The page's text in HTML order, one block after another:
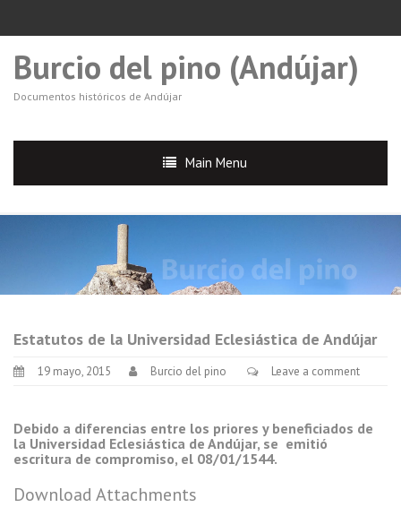
Burcio del pino (Andújar)
Documentos históricos de Andújar
Main Menu
Estatutos de la Universidad Eclesiástica de Andújar
19 mayo, 2015 Burcio del pino Leave a comment
Debido a diferencias entre los priores y beneficiados de
la Universidad Eclesiástica de Andújar, se emitió
escritura de compromiso, el 08/01/1544.
Download Attachments